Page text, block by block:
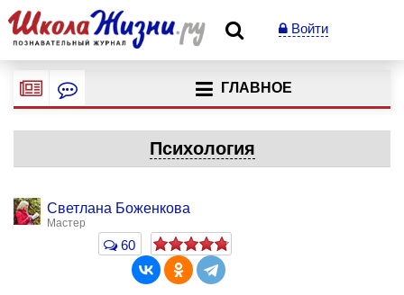
Войти
ГЛАВНОЕ
Психология
Светлана Боженкова
Мастер
60